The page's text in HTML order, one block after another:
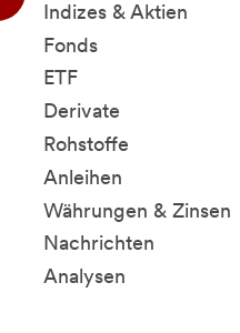
Indizes & Aktien
Fonds
ETF
Derivate
Rohstoffe
Anleihen
Währungen & Zinsen
Nachrichten
Analysen